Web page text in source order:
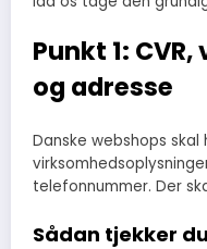
Punkt 1:
og adresse
Danske webshops
telefonnummer. Der
Sådan tjekker